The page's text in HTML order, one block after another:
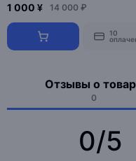
1 000 ¥ 14 000 ₽
10
Отзывы о
0
0/5